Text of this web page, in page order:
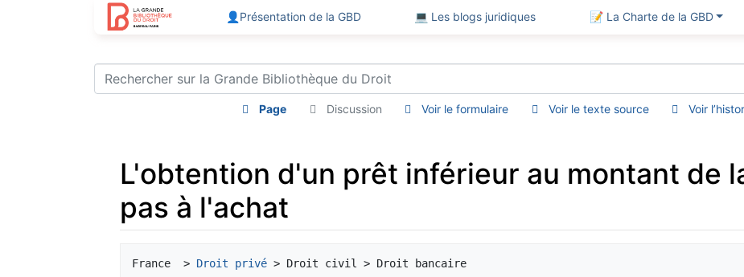
👤Présentation de la GBD 💻 Les blogs juridiques 📝 La Charte de la GBD
Page Discussion Voir le formulaire Voir le texte source Voir
L'obtention d'un prêt inférieur au montant de
pas à l'achat
France  > Droit privé